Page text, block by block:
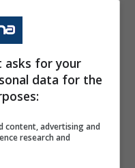
molto a
visionato di
in tutte e due le
in 47 gare tra
alcune squadre
asks for your
data for the
content, advertising and
research and